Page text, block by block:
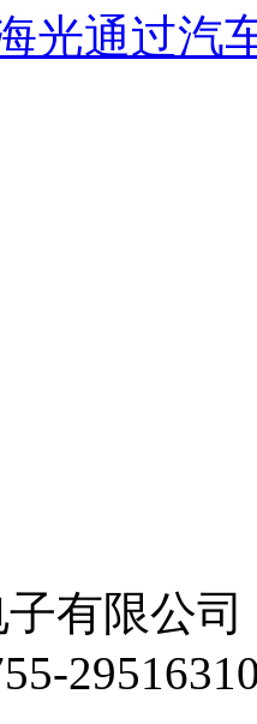
光通过汽
子有限公